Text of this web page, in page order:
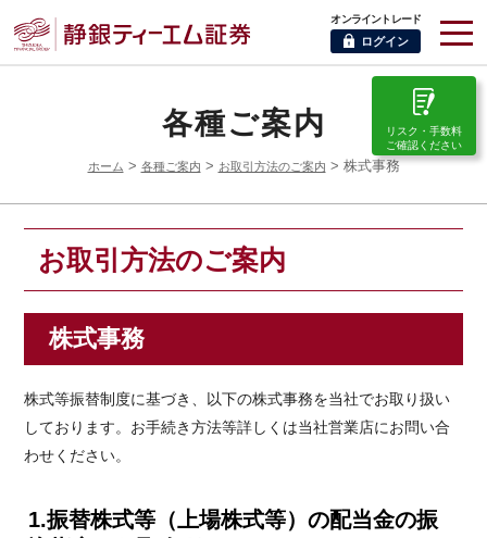
オンライントレード
ログイン
リスク・手数料
ご確認ください
各種ご案内
ホーム > 各種ご案内 > お取引方法のご案内 > 株式事務
お取引方法のご案内
株式事務
株式等振替制度に基づき、以下の株式事務を当社でお取り扱い
しております。お手続き方法等詳しくは当社営業店にお問い合
わせください。
1.振替株式等（上場株式等）の配当金の振